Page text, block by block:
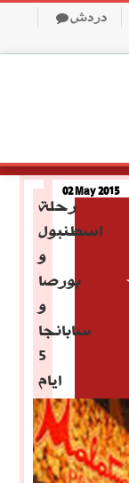
دردش
رحلة
اسطنبول
و
بورصا
و
سابانجا
5
ايام
02 May 2015